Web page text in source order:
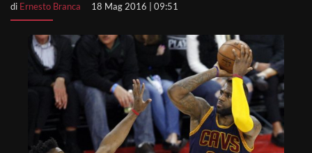
di Ernesto Branca 18 Mag 2016 | 09:51